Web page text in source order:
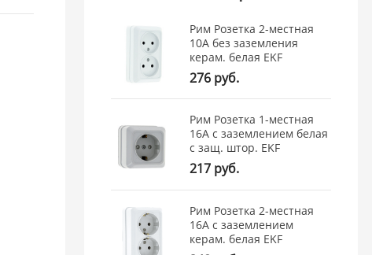
Рим Розетка 2-местная
10А без заземления
керам. белая EKF
276 руб.
Рим Розетка 1-местная
16А с заземлением белая
с защ. штор. EKF
217 руб.
Рим Розетка 2-местная
16А с заземлением
керам. белая EKF